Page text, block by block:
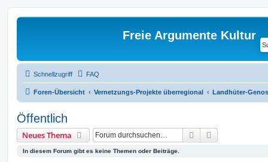
Freie Argumente Kultur
Schnellzugriff FAQ
Foren-Übersicht Vernetzungs-Projekte überregional Landhüter-
Öffentlich
Neues Thema Suche
In diesem Forum gibt es keine Themen oder Beiträge.